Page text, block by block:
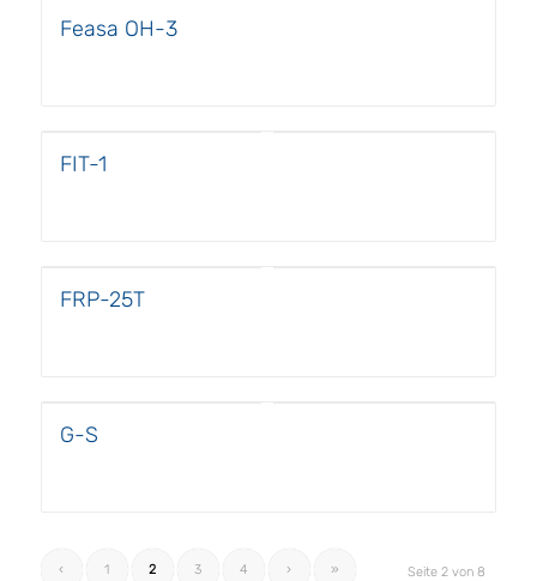
Feasa OH-3
FIT-1
FRP-25T
G-S
Seite 2 von 8
‹ 1 2 3 4 › »